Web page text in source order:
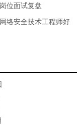
位面试复盘
络安全技术工程师好